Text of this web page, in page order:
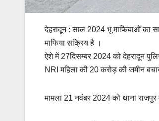
देहरादून : साल 2024 भू माफियाओं का
माफिया सक्रिय है ।
ऐशे में 27दिसम्बर 2024 को देहरादून
NRI महिला की 20 करोड़ की जमीन
मामला 21 नवंबर 2024 को थाना राजपुर